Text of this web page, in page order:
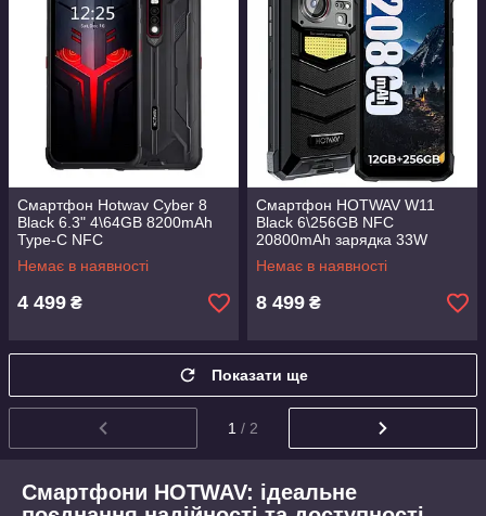
Смартфон Hotwav Cyber 8
Black 6.3" 4\64GB 8200mAh
Type-C NFC
Немає в наявності
4 499 ₴
Смартфон HOTWAV W11
Black 6\256GB NFC
20800mAh зарядка 33W
фонарик 280 люмен
Немає в наявності
8 499 ₴
Показати ще
1 / 2
Смартфони HOTWAV: ідеальне